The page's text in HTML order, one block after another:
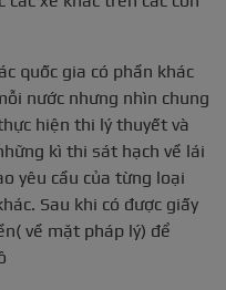
quốc gia có phần khác
nước nhưng nhìn chung
hiện thi lý thuyết và
kì thi sát hạch về lái
yêu cầu của từng loại
Sau khi có được giấy
về mặt pháp lý) để